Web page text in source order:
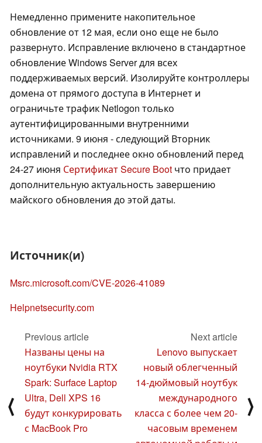
Немедленно примените накопительное
обновление от 12 мая, если оно еще не было
развернуто. Исправление включено в стандартное
обновление Windows Server для всех
поддерживаемых версий. Изолируйте контроллеры
домена от прямого доступа в Интернет и
ограничьте трафик Netlogon только
аутентифицированными внутренними
источниками. 9 июня - следующий Вторник
исправлений и последнее окно обновлений перед
24-27 июня Сертификат Secure Boot что придает
дополнительную актуальность завершению
майского обновления до этой даты.
Источник(и)
Msrc.microsoft.com/CVE-2026-41089
Helpnetsecurity.com
⟨
Previous article
Названы цены на
ноутбуки Nvidia RTX
Spark: Surface Laptop
Ultra, Dell XPS 16
будут конкурировать
с MacBook Pro
Next article
Lenovo выпускает
новый облегченный
14-дюймовый ноутбук
международного
класса с более чем 20-
часовым временем
⟩